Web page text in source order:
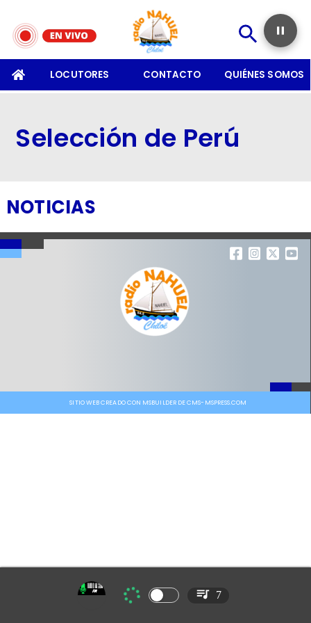
LOCUTORES CONTACTO QUIÉNES SOMOS
Selección de Perú
NOTICIAS
SITIO WEB CREADO CON MSBUILDER DE CMS-MSPRESS.COM
7